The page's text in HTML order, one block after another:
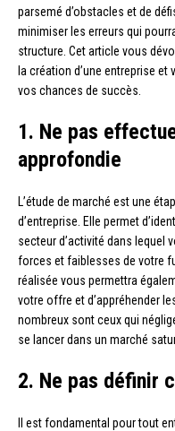
parsemé d’obstacles et de
minimiser les erreurs qui
structure. Cet article vous
la création d’une entreprise
vos chances de succès.
1. Ne pas
approfondie
L’étude de marché est une
d’entreprise. Elle permet
secteur d’activité dans lequel
forces et faiblesses de votre
réalisée vous permettra
votre offre et d’appréhender
nombreux sont ceux qui
se lancer dans un marché
2. Ne pas définir
Il est fondamental pour tout